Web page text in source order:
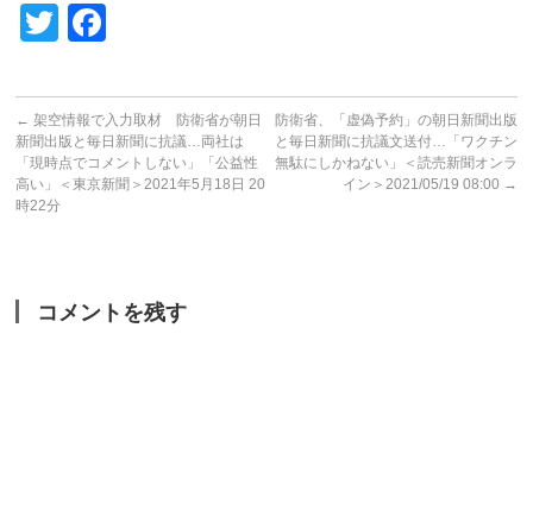
Twitter
← 架空情報で入力取材 防衛省が朝日
新聞出版と毎日新聞に抗議…両社は
「現時点でコメントしない」「公益性
高い」＜東京新聞＞2021年5月18日 20
時22分
防衛省、「虚偽予約」の朝日新聞出版
と毎日新聞に抗議文送付…「ワクチン
無駄にしかねない」＜読売新聞オンラ
イン＞2021/05/19 08:00 →
コメントを残す